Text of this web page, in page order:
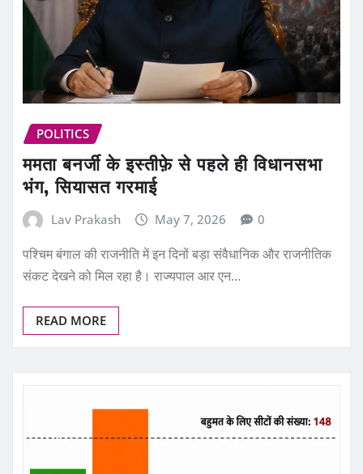
POLITICS
ममता बनर्जी के इस्तीफ़े से पहले ही विधानसभा
भंग, सियासत गरमाई
Lav Prakash May 7, 2026 0
पश्चिम बंगाल की राजनीति में इन दिनों बड़ा संवैधानिक और राजनीतिक
संकट देखने को मिल रहा है। राज्यपाल आर एन…
READ MORE